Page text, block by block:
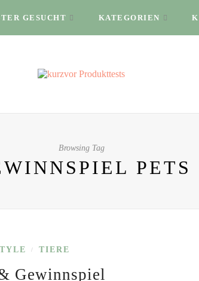
GESUCHT KATEGORIEN
Browsing Tag
PETS
/ TIERE
Gewinnspiel